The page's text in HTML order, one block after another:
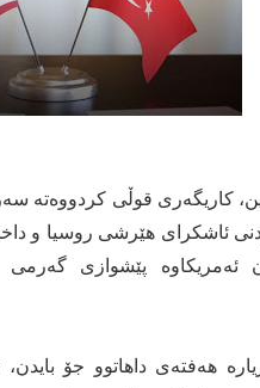
قوڵی کردووەتە سەر
ئاشکرای ھێرشی روسیا و
ئەمریکاوە پێشوازی
ھەفتەی داھاتوو جۆ